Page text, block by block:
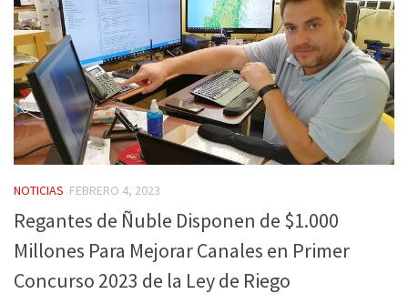
NOTICIAS FEBRERO 4, 2023
Regantes de Ñuble Disponen de $1.000
Millones Para Mejorar Canales en Primer
Concurso 2023 de la Ley de Riego